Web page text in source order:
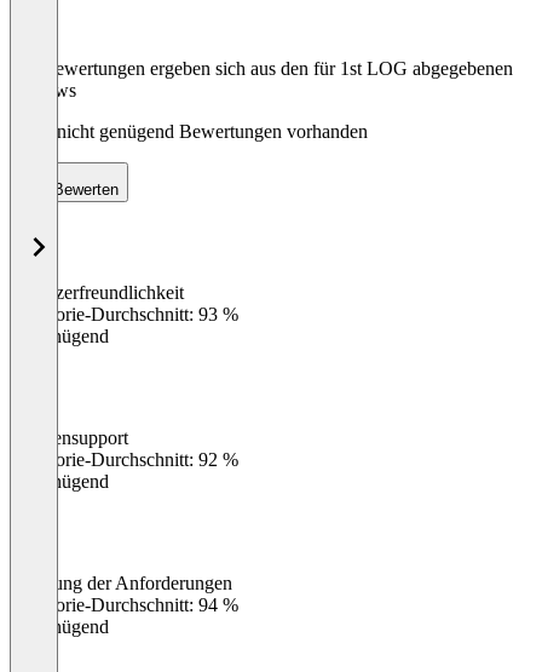
Die Bewertungen ergeben sich aus den für 1st LOG abgegebenen
Reviews
Noch nicht genügend Bewertungen vorhanden
Bewerten
Benutzerfreundlichkeit
Kategorie-Durchschnitt: 93 %
Ungenügend
Kundensupport
Kategorie-Durchschnitt: 92 %
Ungenügend
Erfüllung der Anforderungen
Kategorie-Durchschnitt: 94 %
Ungenügend